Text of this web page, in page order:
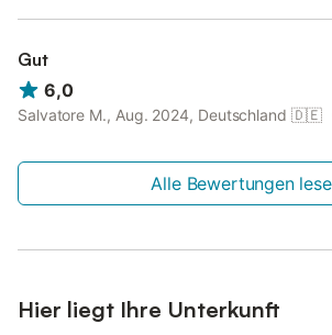
Gut
6,0
Salvatore M., Aug. 2024, Deutschland 🇩🇪
Alle Bewertungen
Hier liegt Ihre Unterkunft